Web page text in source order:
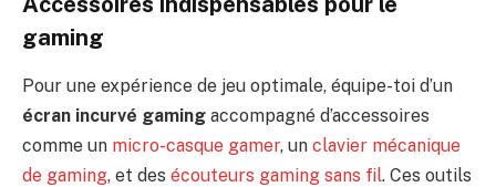
gaming
Pour une expérience de jeu optimale, équipe-toi d’un
écran incurvé gaming accompagné d’accessoires
comme un micro-casque gamer, un clavier mécanique
de gaming, et des écouteurs gaming sans fil. Ces outils